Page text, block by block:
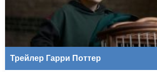
Трейлер Гарри Поттер